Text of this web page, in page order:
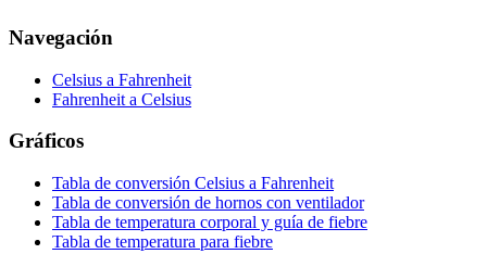
Navegación
Celsius a Fahrenheit
Fahrenheit a Celsius
Gráficos
Tabla de conversión Celsius a Fahrenheit
Tabla de conversión de hornos con ventilador
Tabla de temperatura corporal y guía de fiebre
Tabla de temperatura para fiebre